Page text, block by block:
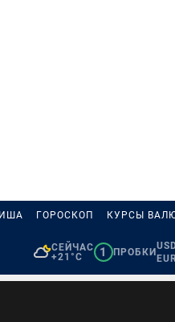
ГОРОСКОП КУРСЫ
СЕЙЧАС
+21°C
1 ПРОБКИ